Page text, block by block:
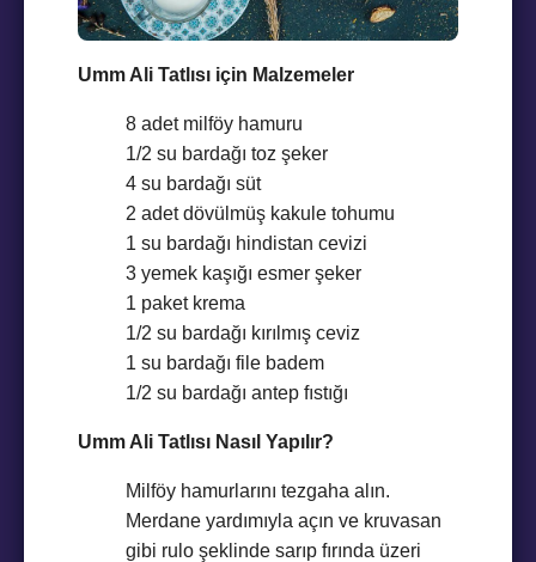
Umm Ali Tatlısı için Malzemeler
8 adet milföy hamuru
1/2 su bardağı toz şeker
4 su bardağı süt
2 adet dövülmüş kakule tohumu
1 su bardağı hindistan cevizi
3 yemek kaşığı esmer şeker
1 paket krema
1/2 su bardağı kırılmış ceviz
1 su bardağı file badem
1/2 su bardağı antep fıstığı
Umm Ali Tatlısı Nasıl Yapılır?
Milföy hamurlarını tezgaha alın.
Merdane yardımıyla açın ve kruvasan
gibi rulo şeklinde sarıp fırında üzeri